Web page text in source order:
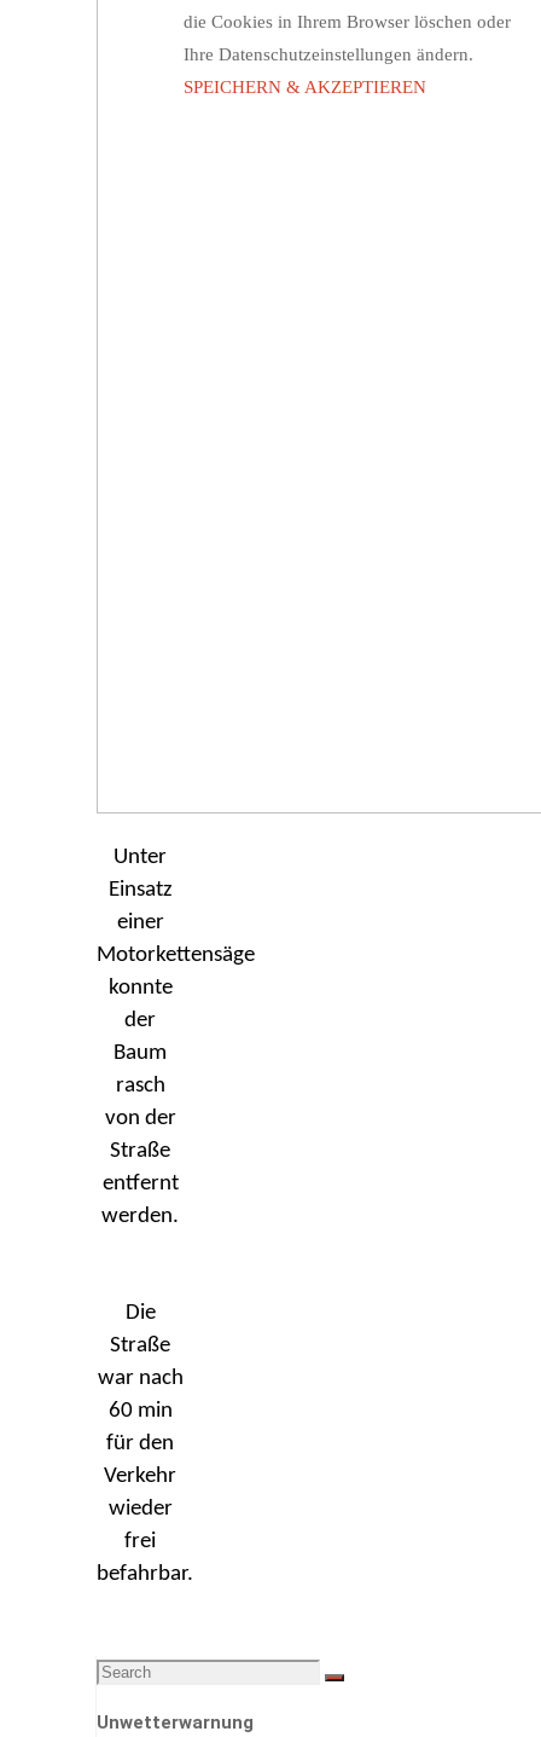
Unter
Einsatz
einer
Motorkettensäge
konnte
der
Baum
rasch
von der
Straße
entfernt
werden.
Die
Straße
war nach
60 min
für den
Verkehr
wieder
frei
befahrbar.
Search
Search
Unwetterwarnung
die Cookies in Ihrem Browser löschen oder
Ihre Datenschutzeinstellungen ändern.
SPEICHERN & AKZEPTIEREN